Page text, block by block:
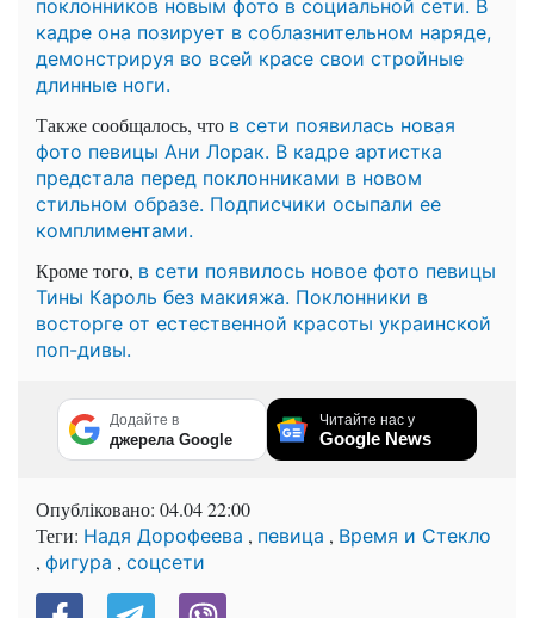
поклонников новым фото в социальной сети. В
кадре она позирует в соблазнительном наряде,
демонстрируя во всей красе свои стройные
длинные ноги.
Также сообщалось, что в сети появилась новая
фото певицы Ани Лорак. В кадре артистка
предстала перед поклонниками в новом
стильном образе. Подписчики осыпали ее
комплиментами.
Кроме того, в сети появилось новое фото певицы
Тины Кароль без макияжа. Поклонники в
восторге от естественной красоты украинской
поп-дивы.
Додайте в
джерела Google
Читайте нас у
Google News
Опубліковано: 04.04 22:00
Теги: Надя Дорофеева , певица , Время и Стекло
, фигура , соцсети